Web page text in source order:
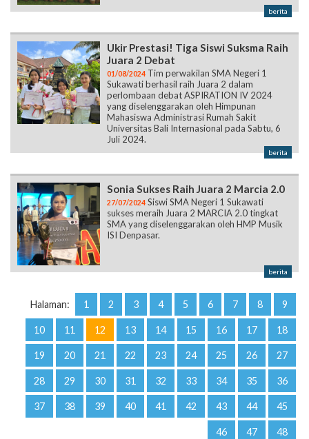
berita
Ukir Prestasi! Tiga Siswi Suksma Raih
Juara 2 Debat
01/08/2024 Tim perwakilan SMA Negeri 1
Sukawati berhasil raih Juara 2 dalam
perlombaan debat ASPIRATION IV 2024
yang diselenggarakan oleh Himpunan
Mahasiswa Administrasi Rumah Sakit
Universitas Bali Internasional pada Sabtu, 6
Juli 2024.
berita
Sonia Sukses Raih Juara 2 Marcia 2.0
27/07/2024 Siswi SMA Negeri 1 Sukawati
sukses meraih Juara 2 MARCIA 2.0 tingkat
SMA yang diselenggarakan oleh HMP Musik
ISI Denpasar.
berita
Halaman: 1 2 3 4 5 6 7 8 9
10 11 12 13 14 15 16 17 18
19 20 21 22 23 24 25 26 27
28 29 30 31 32 33 34 35 36
37 38 39 40 41 42 43 44 45
46 47 48